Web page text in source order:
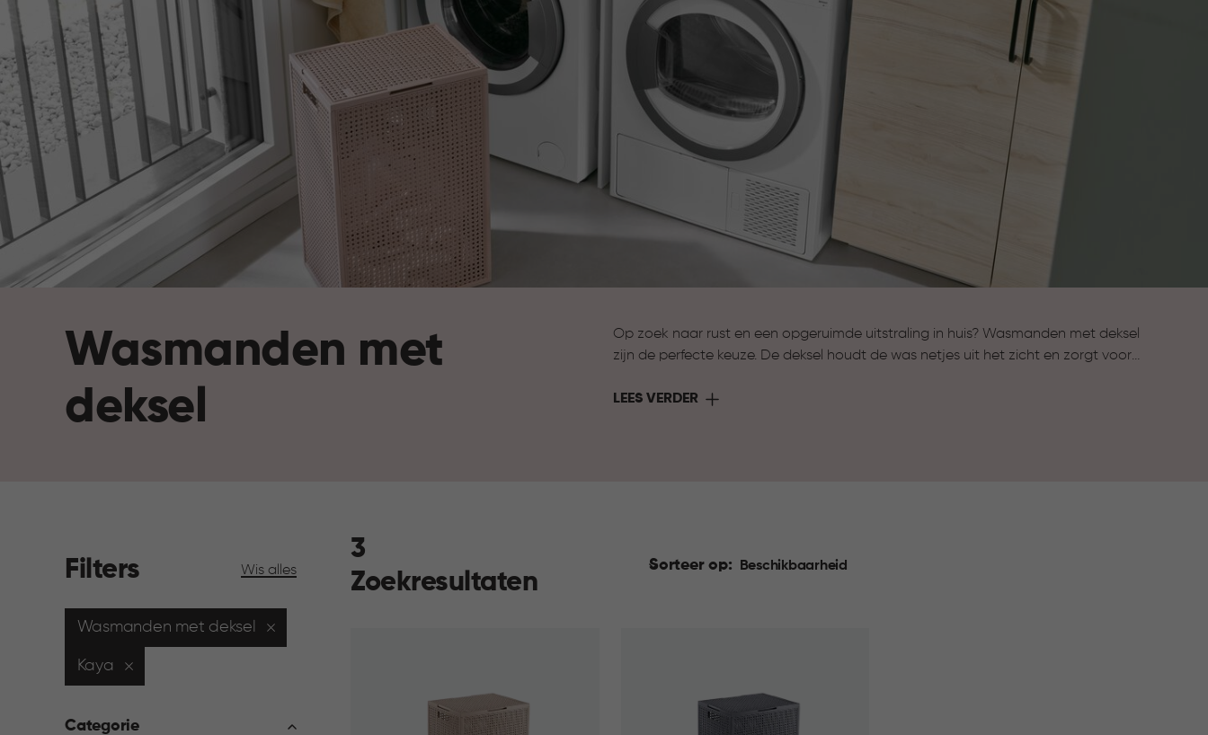
Wasmanden met
deksel
Op zoek naar rust en een opgeruimde uitstraling in huis? Wasmanden met deksel
zijn de perfecte keuze. De deksel houdt de was netjes uit het zicht en zorgt voor
Ideaal voor ruimtes waar je overzicht wilt bewaren, zoals de badkamer of
LEES VERDER
Filters Wis alles
Wasmanden met deksel
Kaya
Categorie
Sorteer op: Beschikbaarheid
3
Zoekresultaten